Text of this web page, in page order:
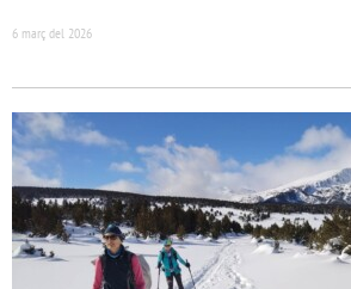
6 març del 2026